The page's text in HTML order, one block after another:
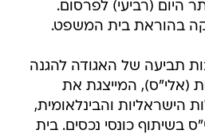
היום (רביעי) לפרסום.
בהוראת בית המשפט.
תביעה של האגודה להגנה
(אלי"ס), המייצגת את
הישראליות והבינלאומית,
בשיתוף כונסי נכסים. בית